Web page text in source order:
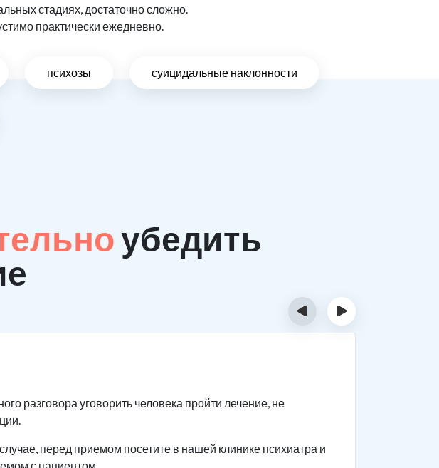
стадиях, достаточно сложно.
практически ежедневно.
психозы суицидальные наклонности
убедить
разговора уговорить человека пройти лечение, не
перед приемом посетите в нашей клинике психиатра и
‹ ›